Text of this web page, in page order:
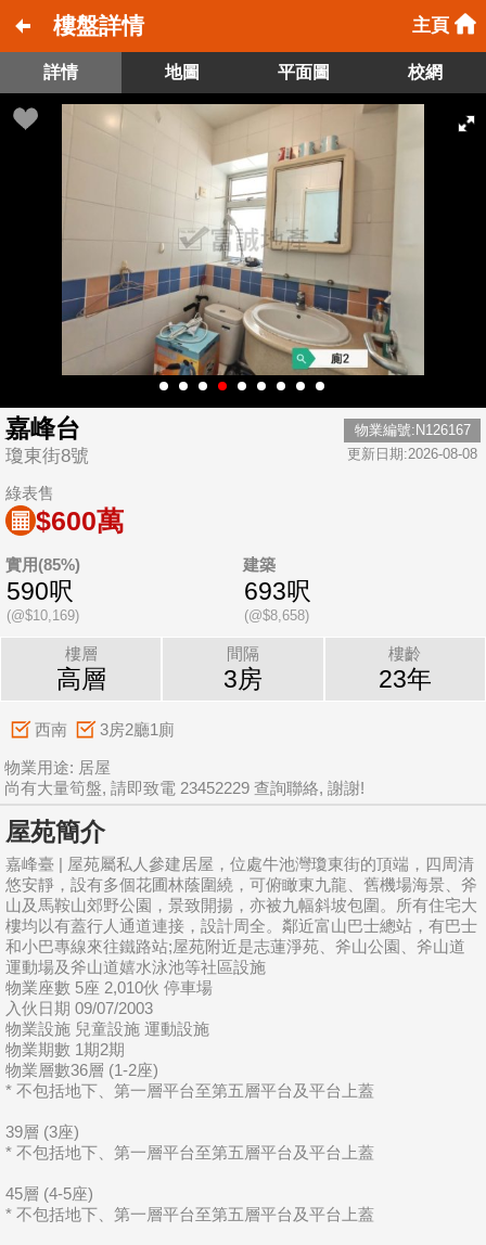
樓盤詳情 主頁
詳情 地圖 平面圖 校網
嘉峰台
瓊東街8號
物業編號:N126167
更新日期:2026-08-08
綠表售
$600萬
實用(85%)
590呎
(@$10,169)
建築
693呎
(@$8,658)
樓層
高層
間隔
3房
樓齡
23年
西南 3房2廳1廁
物業用途: 居屋
尚有大量筍盤, 請即致電 23452229 查詢聯絡, 謝謝!
屋苑簡介
嘉峰臺 | 屋苑屬私人參建居屋，位處牛池灣瓊東街的頂端，四周清
悠安靜，設有多個花圃林蔭圍繞，可俯瞰東九龍、舊機場海景、斧
山及馬鞍山郊野公園，景致開揚，亦被九幅斜坡包圍。所有住宅大
樓均以有蓋行人通道連接，設計周全。鄰近富山巴士總站，有巴士
和小巴專線來往鐵路站;屋苑附近是志蓮淨苑、斧山公園、斧山道
運動場及斧山道嬉水泳池等社區設施
物業座數 5座 2,010伙 停車場
入伙日期 09/07/2003
物業設施 兒童設施 運動設施
物業期數 1期2期
物業層數36層 (1-2座)
* 不包括地下、第一層平台至第五層平台及平台上蓋
39層 (3座)
* 不包括地下、第一層平台至第五層平台及平台上蓋
45層 (4-5座)
* 不包括地下、第一層平台至第五層平台及平台上蓋